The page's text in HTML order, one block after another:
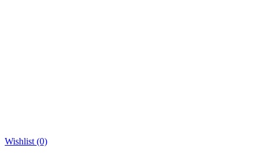
Wishlist (0)